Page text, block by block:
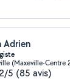
Adrien
(Maxeville-Centre
5 (85 avis)